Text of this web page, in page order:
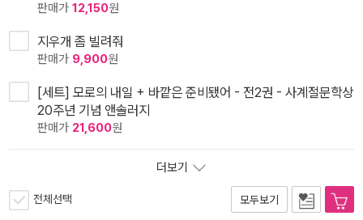
판매가 12,150원
지우개 좀 빌려줘
판매가 9,900원
[세트] 모로의 내일 + 바깥은 준비됐어 - 전2권 - 사계절문학상
20주년 기념 앤솔러지
판매가 21,600원
더보기
전체선택 모두보기